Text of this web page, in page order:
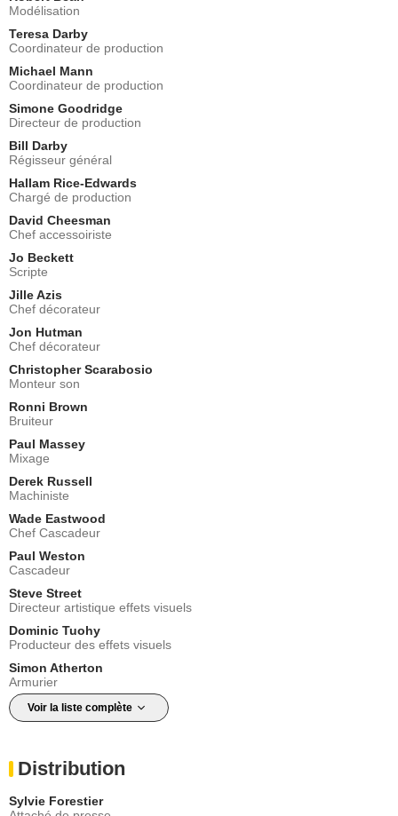
Modélisation
Teresa Darby
Coordinateur de production
Michael Mann
Coordinateur de production
Simone Goodridge
Directeur de production
Bill Darby
Régisseur général
Hallam Rice-Edwards
Chargé de production
David Cheesman
Chef accessoiriste
Jo Beckett
Scripte
Jille Azis
Chef décorateur
Jon Hutman
Chef décorateur
Christopher Scarabosio
Monteur son
Ronni Brown
Bruiteur
Paul Massey
Mixage
Derek Russell
Machiniste
Wade Eastwood
Chef Cascadeur
Paul Weston
Cascadeur
Steve Street
Directeur artistique effets visuels
Dominic Tuohy
Producteur des effets visuels
Simon Atherton
Armurier
Voir la liste complète
Distribution
Sylvie Forestier